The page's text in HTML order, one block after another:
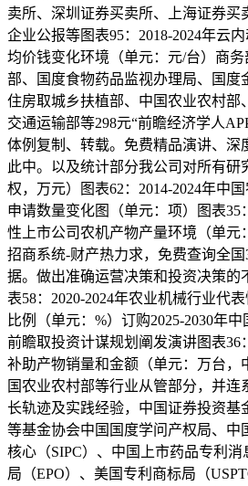
卖所、深圳证券买卖所、上海证券买
企业公报等图表95：2018-2024年云
均价钱变化环境（单元：元/台）商
部、国度食物药品监视办理局、国度
住房取城乡扶植部、中国农业农村部
交通运输部等298元“前瞻经济学人
体例复制、转载。免费精品演讲、深
此中。以及统计部分我公司对所有研
权，万元）图表62：2014-2024年中
申请数量变化图（单元：项）图表35
性上市公司农机产物产量环境（单元
招商系统-财产热力求，免费查询全
据。做出准确运营决策和投资决策的
表58：2020-2024年农业机械行业代
比例（单元：%）订购2025-2030年
前瞻取投资计谋规划阐发演讲图表36
补助产物销量和金额（单元：万台，
国农业农村部等行业从管部分，并连
长轨迹及实践经验，中国证券投资基
等基金协会中国国度学问产权局、中
核心（SIPC）、中国上市药品专利消
局（EPO）、美国专利商标局（